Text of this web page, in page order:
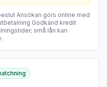
Ansökan görs online med
Godkänd kredit
små lån kan
.